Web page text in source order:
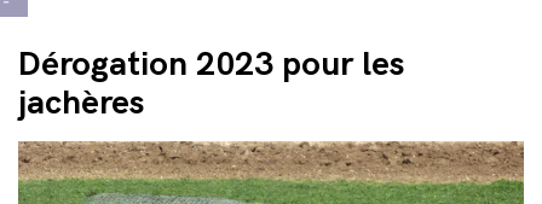
Dérogation 2023 pour les
jachères